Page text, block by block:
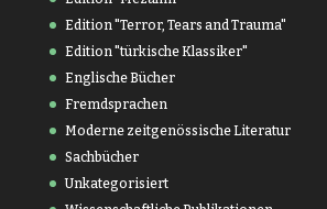
Edition "Terror, Tears and Trauma"
Edition "türkische Klassiker"
Englische Bücher
Fremdsprachen
Moderne zeitgenössische Literatur
Sachbücher
Unkategorisiert